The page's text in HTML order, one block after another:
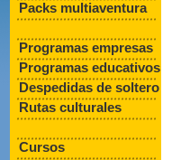
Packs multiaventura
Programas empresas
Programas educativos
Despedidas de soltero
Rutas culturales
Cursos